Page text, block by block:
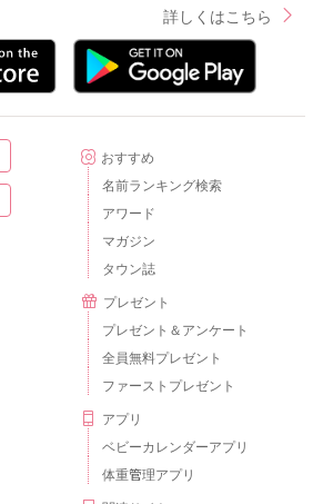
詳しくはこちら
おすすめ
名前ランキング検索
アワード
マガジン
タウン誌
プレゼント
プレゼント＆アンケート
全員無料プレゼント
ファーストプレゼント
アプリ
ベビーカレンダーアプリ
体重管理アプリ